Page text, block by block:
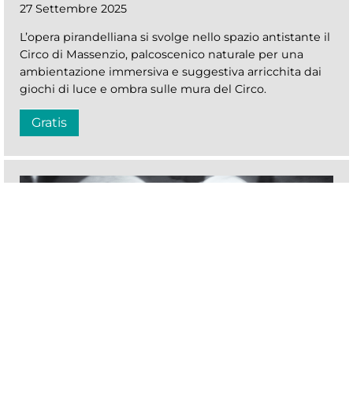
27 Settembre 2025
L’opera pirandelliana si svolge nello spazio antistante il
Circo di Massenzio, palcoscenico naturale per una
ambientazione immersiva e suggestiva arricchita dai
giochi di luce e ombra sulle mura del Circo.
Gratis